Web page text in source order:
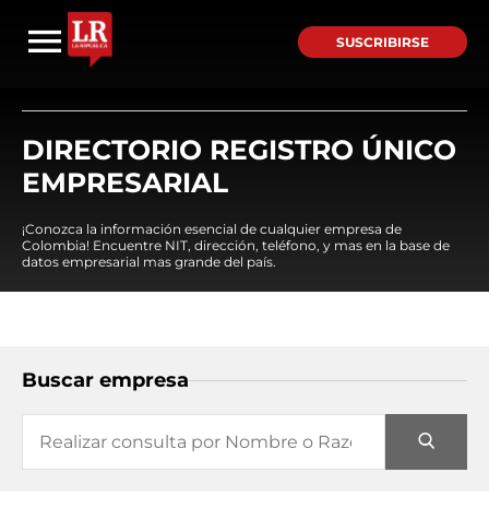
SUSCRIBIRSE
DIRECTORIO REGISTRO ÚNICO
EMPRESARIAL
¡Conozca la información esencial de cualquier empresa de
Colombia! Encuentre NIT, dirección, teléfono, y mas en la base de
datos empresarial mas grande del país.
Buscar empresa